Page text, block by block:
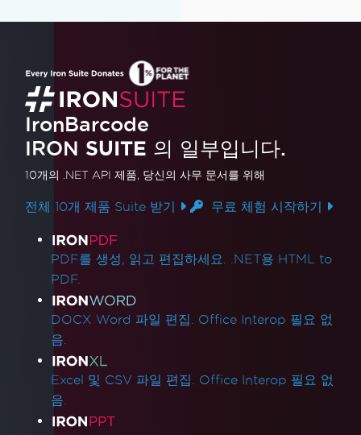
IronBarcode
IRON SUITE 의 일부입니다.
10개의 .NET API 제품, 당신의 사무 문서를 위해
전체 10개 제품 Suite 받기 무료 체험 시작하기
제품 링크
PDF를 생성, 읽고 편집하세요. .NET용 HTML to
PDF.
DOCX Word 파일 편집. Office Interop 필요 없
음.
Excel 및 CSV 파일 편집. Office Interop 필요 없
음.